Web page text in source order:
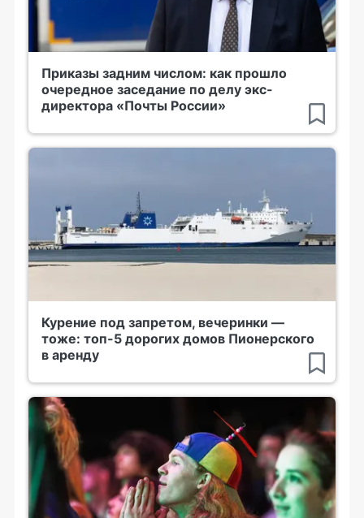
Приказы задним числом: как прошло
очередное заседание по делу экс-
директора «Почты России»
Курение под запретом, вечеринки —
тоже: топ-5 дорогих домов Пионерского
в аренду